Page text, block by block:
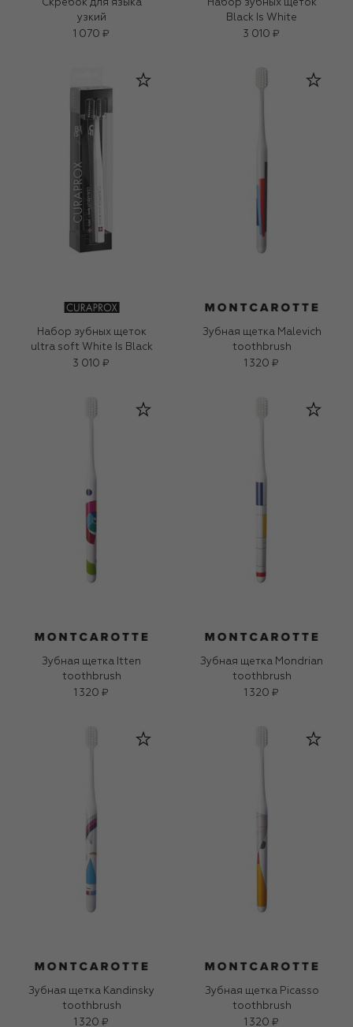
Скребок для языка
узкий
1 070 ₽
Набор зубных щеток
Black Is White
3 010 ₽
Набор зубных щеток
ultra soft White Is Black
3 010 ₽
Зубная щетка Malevich
toothbrush
1 320 ₽
Зубная щетка Itten
toothbrush
1 320 ₽
Зубная щетка Mondrian
toothbrush
1 320 ₽
Зубная щетка Kandinsky
toothbrush
1 320 ₽
Зубная щетка Picasso
toothbrush
1 320 ₽